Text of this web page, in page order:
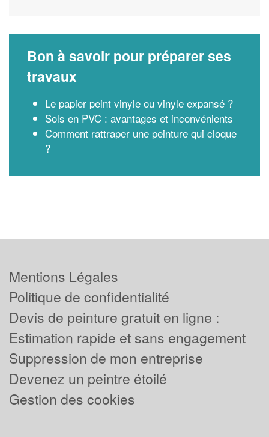
Bon à savoir pour préparer ses
travaux
Le papier peint vinyle ou vinyle expansé ?
Sols en PVC : avantages et inconvénients
Comment rattraper une peinture qui cloque
?
Mentions Légales
Politique de confidentialité
Devis de peinture gratuit en ligne :
Estimation rapide et sans engagement
Suppression de mon entreprise
Devenez un peintre étoilé
Gestion des cookies